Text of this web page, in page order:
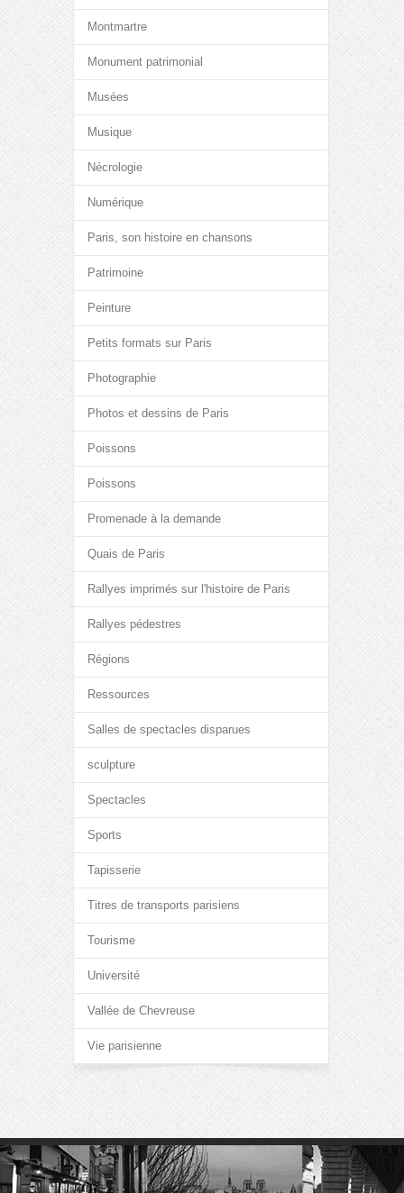
Montmartre
Monument patrimonial
Musées
Musique
Nécrologie
Numérique
Paris, son histoire en chansons
Patrimoine
Peinture
Petits formats sur Paris
Photographie
Photos et dessins de Paris
Poissons
Poissons
Promenade à la demande
Quais de Paris
Rallyes imprimés sur l'histoire de Paris
Rallyes pédestres
Régions
Ressources
Salles de spectacles disparues
sculpture
Spectacles
Sports
Tapisserie
Titres de transports parisiens
Tourisme
Université
Vallée de Chevreuse
Vie parisienne